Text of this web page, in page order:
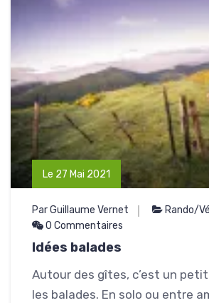
Le 27 Mai 2021
Par Guillaume Vernet
Rando/
0 Commentaires
Idées balades
Autour des gîtes, c’est un
les balades. En solo ou entre